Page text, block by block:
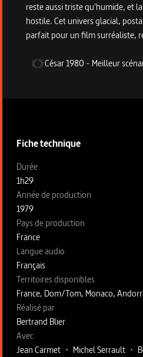
reste aussi triste qu'humide, et
hostile. Cet univers glacial,
parfait pour un film surréaliste,
César1980 - Meilleur
Fiche technique
Fiche technique section
Durée
1h29
Année de production
1979
Pays de production
France
Langue audio
Français
Territoires disponibles
France, Dom/Tom, Monaco,
Fiche technique section
Réalisé par
Bertrand Blier
Avec
Jean Carmet • Michel Serrault •